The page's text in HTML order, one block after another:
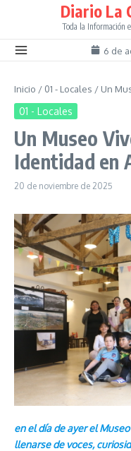
Diario La
Toda la Información
6 de
Inicio / 01 - Locales / Un
01 - Locales
Un Museo
Identidad en
20 de noviembre de 2025
en el día de ayer el
llenarse de voces,